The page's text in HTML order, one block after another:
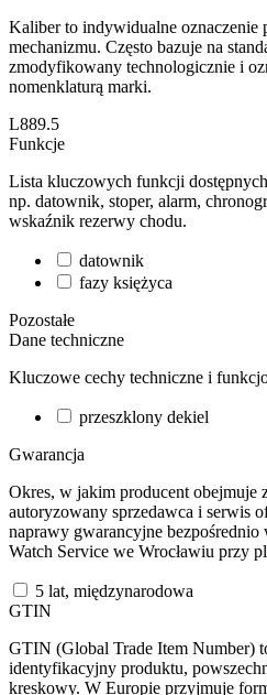
Kaliber to indywidualne oznaczenie
mechanizmu. Często bazuje na
zmodyfikowany technologicznie i
nomenklaturą marki.
L889.5
Funkcje
Lista kluczowych funkcji
np. datownik, stoper, alarm,
wskaźnik rezerwy chodu.
datownik
fazy księżyca
Pozostałe
Dane techniczne
Kluczowe cechy techniczne i
przeszklony dekiel
Gwarancja
Okres, w jakim producent obejmuje
autoryzowany sprzedawca i serwis
naprawy gwarancyjne
Watch Service we Wrocławiu przy
5 lat, międzynarodowa
GTIN
GTIN (Global Trade Item Number)
identyfikacyjny produktu,
kreskowy. W Europie przyjmuje